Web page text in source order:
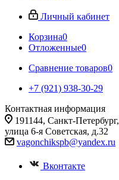
Личный кабинет
Корзина0
Отложенные0
Сравнение товаров0
+7 (921) 938-30-29
Контактная информация
191144, Санкт-Петербург,
улица 6-я Советская, д.32
vagonchikspb@yandex.ru
Вконтакте